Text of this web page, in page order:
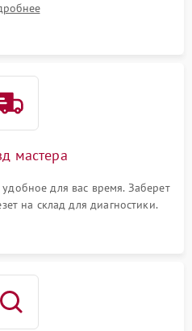
мастера
для вас время. Заберет
на склад для диагностики.